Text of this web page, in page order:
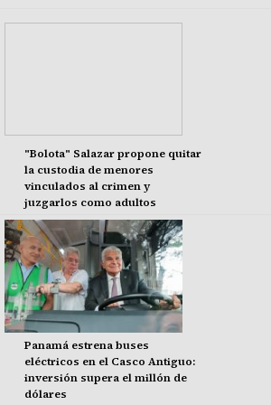
"Bolota" Salazar propone quitar
la custodia de menores
vinculados al crimen y
juzgarlos como adultos
Panamá estrena buses
eléctricos en el Casco Antiguo:
inversión supera el millón de
dólares